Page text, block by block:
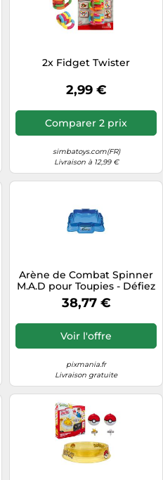
2x Fidget Twister
2,99 €
Comparer 2 prix
simbatoys.com(FR)
Livraison à 12,99 €
Arène de Combat Spinner
M.A.D pour Toupies - Défiez
Vos Amis!
38,77 €
Voir l'offre
pixmania.fr
Livraison gratuite